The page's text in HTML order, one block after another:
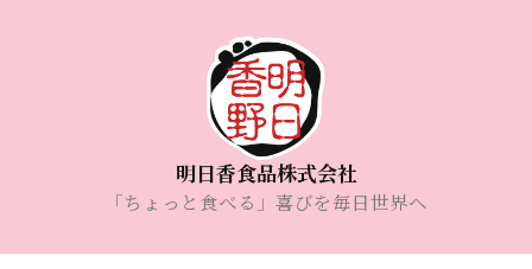
明日香食品株式会社
「ちょっと食べる」喜びを毎日世界へ